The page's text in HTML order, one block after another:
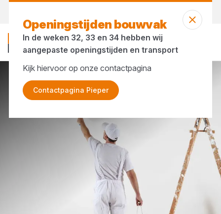
Openingstijden bouwvak
In de weken 32, 33 en 34 hebben wij
aangepaste openingstijden en transport
Kijk hiervoor op onze contactpagina
Contactpagina Pieper